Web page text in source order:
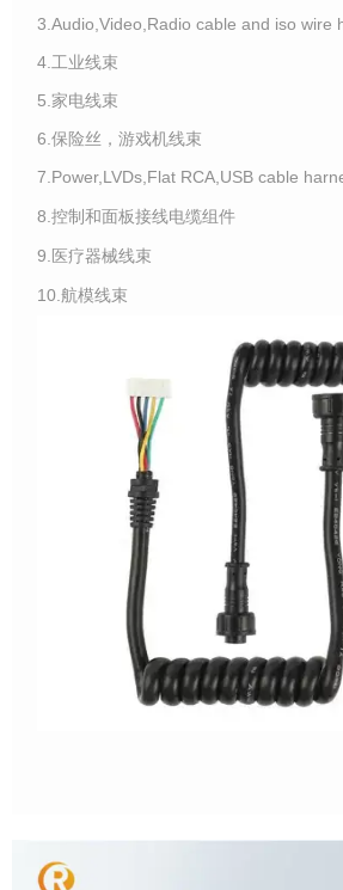
3.Audio,Video,Radio cable and iso wire
4.工业线束
5.家电线束
6.保险丝，游戏机线束
7.Power,LVDs,Flat RCA,USB cable
8.控制和面板接线电缆组件
9.医疗器械线束
10.航模线束